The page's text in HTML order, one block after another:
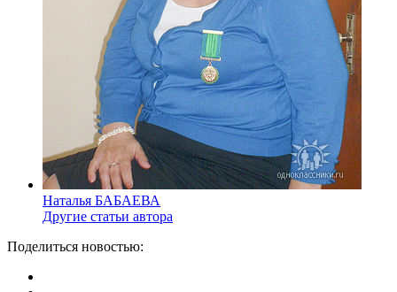
Наталья БАБАЕВА
Другие статьи автора
Поделиться новостью: